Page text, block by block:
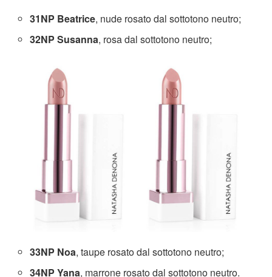
31NP Beatrice, nude rosato dal sottotono neutro;
32NP Susanna, rosa dal sottotono neutro;
33NP Noa, taupe rosato dal sottotono neutro;
34NP Yana, marrone rosato dal sottotono neutro.